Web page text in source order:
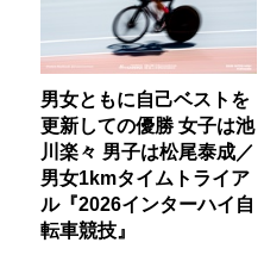
男女ともに自己ベストを
更新しての優勝 女子は池
川楽々 男子は松尾泰成／
男女1kmタイムトライア
ル『2026インターハイ自
転車競技』